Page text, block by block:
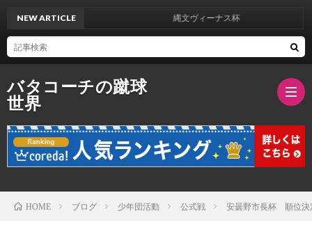
バタコーチの蹴球
世界
ブ
ロ
バ
NEW ARTICLE 縄文ヴィーナス杯
HOME ブログ 少年団活動 公式戦 安曇野市長杯 順位決